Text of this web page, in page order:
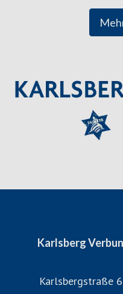
Mitarbeiterinnen und
Dienstleistungen rund
Tief verwurzelt mit der
Region hat jedes
Karlsberg
Karlsberg
Karlsbergstraße